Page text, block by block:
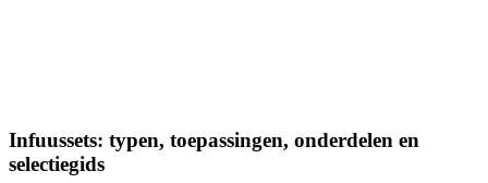
Infuussets: typen, toepassingen, onderdelen en
selectiegids